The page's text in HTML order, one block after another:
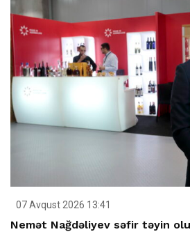
07 Avqust 2026 13:41
Nemət Nağdəliyev səfir təyin